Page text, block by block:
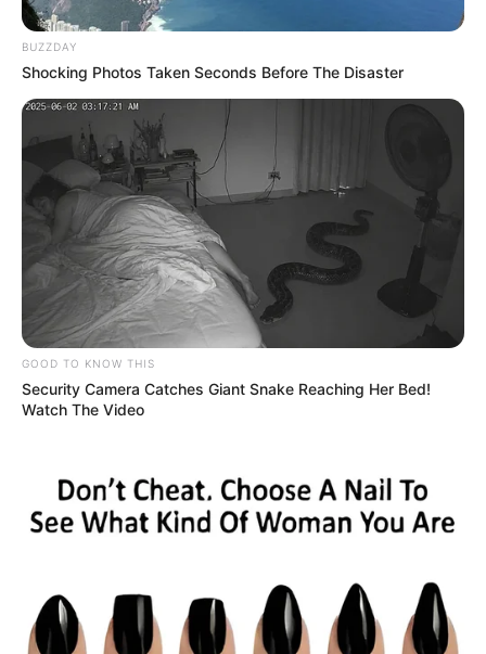
Edison Acosta , presidente de la Liga de Ajedrez del
Atlántico; Helmut Bellingrodt , en representación del
Comité Olímpico Colombiano, Weymar Muñoz, presidente
Barranquilla, y Yamila Juan, jefa de la Oficina de Turismo.
Le puede interesar:
Ahorra platica: Estudiantes de
BUZZDAY
Shocking Photos Taken Seconds Before The Disaster
GOOD TO KNOW THIS
Security Camera Catches Giant Snake Reaching Her Bed!
Watch The Video